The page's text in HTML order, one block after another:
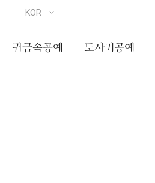
귀금속공예 도자기공예